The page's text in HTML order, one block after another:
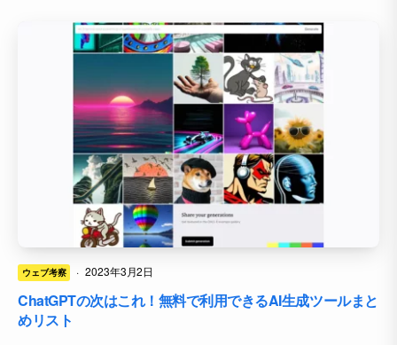
ウェブ考察 · 2023年3月2日
ChatGPTの次はこれ！無料で利用できるAI生成ツールまと
めリスト